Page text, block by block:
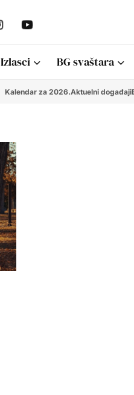
Izlasci BG svaštara
Kalendar za 2026.Aktuelni događaji